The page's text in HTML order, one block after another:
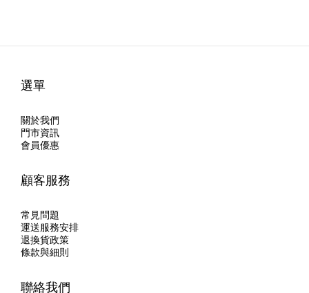
選單
關於我們
門市資訊
會員優惠
顧客服務
常見問題
運送服務安排
退換貨政策
條款與細則
聯絡我們